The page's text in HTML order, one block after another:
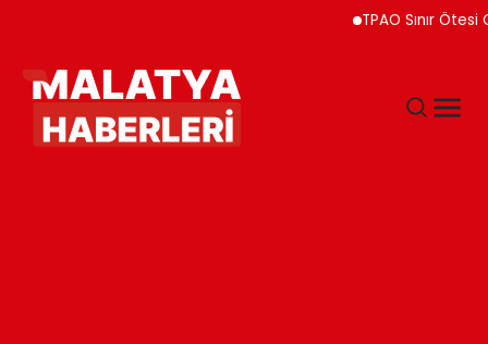
TPAO Sınır Ötesi